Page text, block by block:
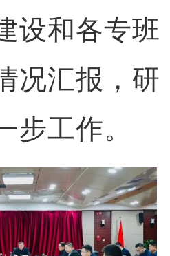
设和各专班
况汇报，研
步工作。